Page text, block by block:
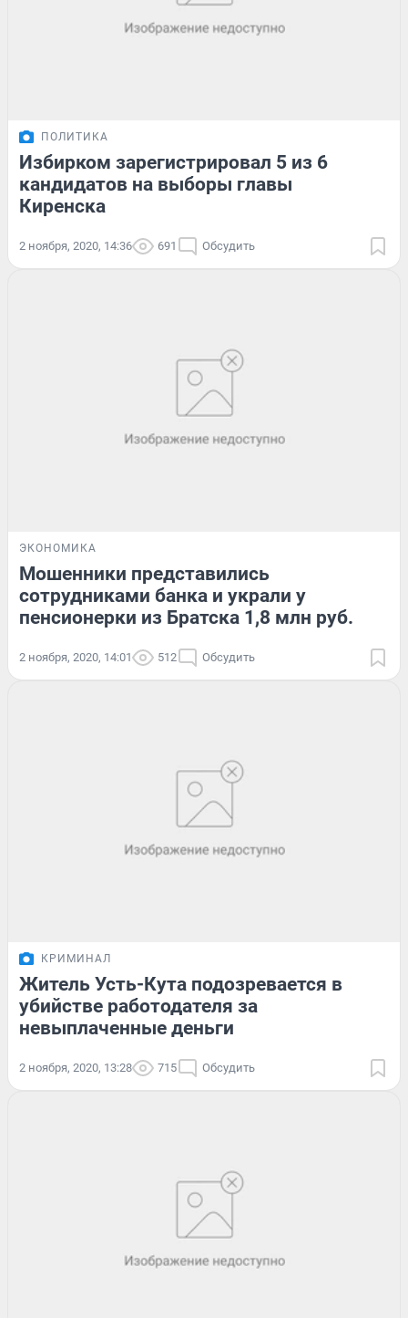
ПОЛИТИКА
Избирком зарегистрировал 5 из 6
кандидатов на выборы главы
Киренска
2 ноября, 2020, 14:36 691 Обсудить
ЭКОНОМИКА
Мошенники представились
сотрудниками банка и украли у
пенсионерки из Братска 1,8 млн руб.
2 ноября, 2020, 14:01 512 Обсудить
КРИМИНАЛ
Житель Усть-Кута подозревается в
убийстве работодателя за
невыплаченные деньги
2 ноября, 2020, 13:28 715 Обсудить